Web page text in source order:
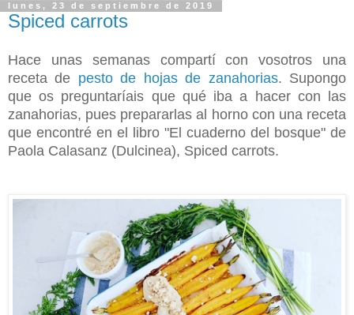
lunes, 23 de septiembre de 2019
Spiced carrots
Hace unas semanas compartí con vosotros una
receta de pesto de hojas de zanahorias. Supongo
que os preguntaríais que qué iba a hacer con las
zanahorias, pues prepararlas al horno con una receta
que encontré en el libro "El cuaderno del bosque" de
Paola Calasanz (Dulcinea), Spiced carrots.